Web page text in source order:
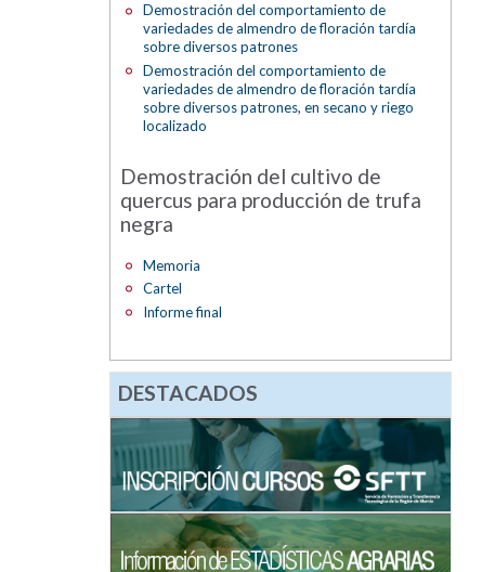
Demostración del comportamiento de
variedades de almendro de floración tardía
sobre diversos patrones
Demostración del comportamiento de
variedades de almendro de floración tardía
sobre diversos patrones, en secano y riego
localizado
Demostración del cultivo de
quercus para producción de trufa
negra
Memoria
Cartel
Informe final
DESTACADOS